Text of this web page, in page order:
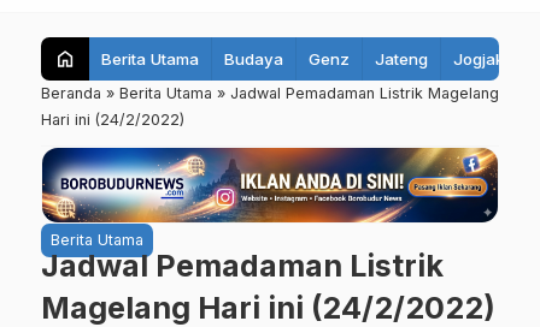
home Berita Utama Budaya Genz Jateng Jogjakarta
Beranda » Berita Utama » Jadwal Pemadaman Listrik Magelang
Hari ini (24/2/2022)
Berita Utama
Jadwal Pemadaman Listrik
Magelang Hari ini (24/2/2022)